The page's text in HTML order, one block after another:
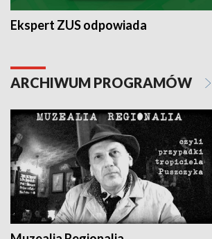
Ekspert ZUS odpowiada
ARCHIWUM PROGRAMÓW